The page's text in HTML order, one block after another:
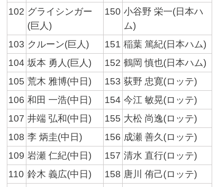
102 グライシンガー
(巨人)
150 小谷野 栄一(日本ハ
ム)
103 クルーン(巨人) 151 稲葉 篤紀(日本ハム)
104 坂本 勇人(巨人) 152 鶴岡 慎也(日本ハム)
105 荒木 雅博(中日) 153 荻野 忠寛(ロッテ)
106 和田 一浩(中日) 154 今江 敏晃(ロッテ)
107 井端 弘和(中日) 155 大松 尚逸(ロッテ)
108 李 炳圭(中日) 156 成瀬 善久(ロッテ)
109 岩瀬 仁紀(中日) 157 清水 直行(ロッテ)
110 鈴木 義広(中日) 158 唐川 侑己(ロッテ)